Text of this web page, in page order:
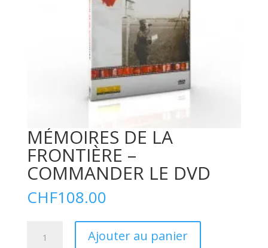
MÉMOIRES DE LA
FRONTIÈRE –
COMMANDER LE DVD
CHF108.00
Ajouter au panier